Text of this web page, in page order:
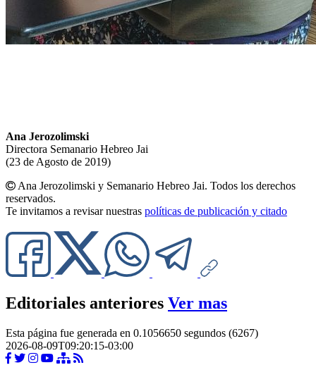
Ana Jerozolimski
Directora Semanario Hebreo Jai
(23 de Agosto de 2019)
Ana Jerozolimski y Semanario Hebreo Jai. Todos los derechos
reservados.
Te invitamos a revisar nuestras políticas de publicación y citado
Editoriales anteriores Ver mas
Esta página fue generada en 0.1056650 segundos (6267)
2026-08-09T09:20:15-03:00